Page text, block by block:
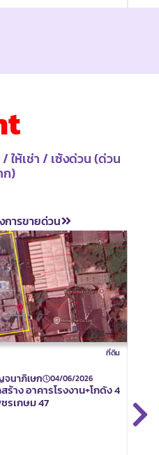
ให้เช่า / เซ้งด่วน (ด่วน
ก)
ารขายด่วน
ที่ดิน
จนาภิเษก 04/06/2026
าง อาคารโรงงาน+โกดัง 4
รเกษม 47